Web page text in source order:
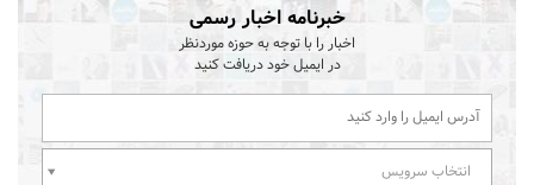
خبرنامه اخبار رسمی
اخبار را با توجه به حوزه موردنظر
در ایمیل خود دریافت کنید
انتخاب سرویس